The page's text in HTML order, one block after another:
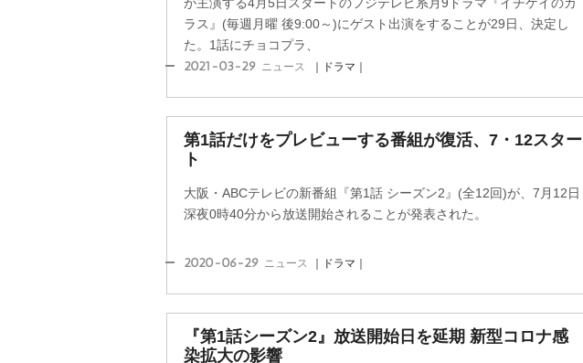
ラス』(毎週月曜 後9:00～)にゲスト出演をすることが29日、決定し
た。1話にチョコプラ、
2021-03-29 ニュース ｜ドラマ｜
第1話だけをプレビューする番組が復活、7・12スター
ト
大阪・ABCテレビの新番組『第1話 シーズン2』(全12回)が、7月12日
深夜0時40分から放送開始されることが発表された。
2020-06-29 ニュース ｜ドラマ｜
『第1話シーズン2』放送開始日を延期 新型コロナ感
染拡大の影響